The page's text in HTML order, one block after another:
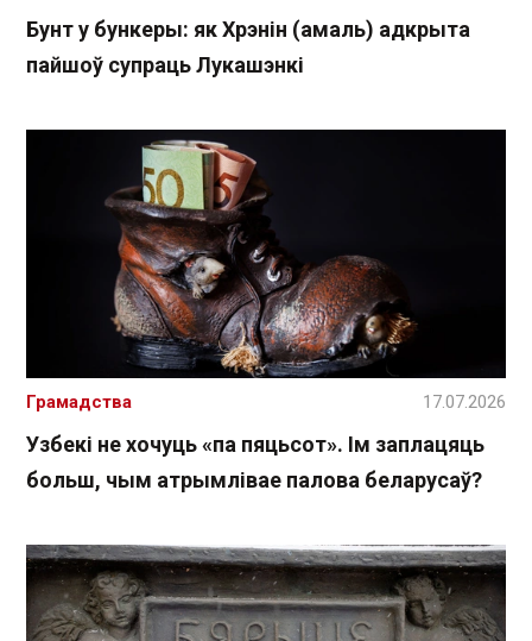
Бунт у бункеры: як Хрэнін (амаль) адкрыта
пайшоў супраць Лукашэнкі
Узбекі не хочуць «па пяцьсот». Ім заплацяць
больш, чым атрымлівае палова беларусаў?
Грамадства 17.07.2026